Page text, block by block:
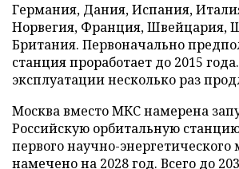
Германия, Дания, Испания,
Норвегия, Франция, Швейцария,
Британия. Первоначально
станция проработает до 2015
эксплуатации несколько раз
Москва вместо МКС намерена
Российскую орбитальную
первого научно-энергетического
намечено на 2028 год. Всего до